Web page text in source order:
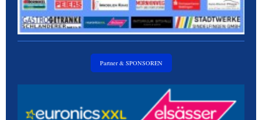
Partner & SPONSOREN